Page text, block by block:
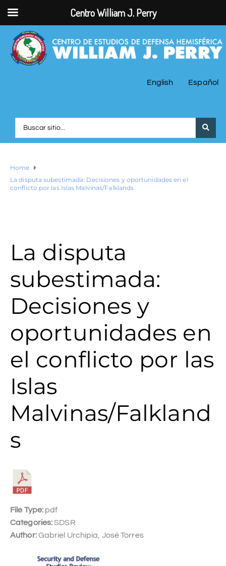
English Español
Home
La disputa subestimada: Decisiones y oportunidades en el
conflicto por las Islas Malvinas/Falklands
La disputa
subestimada:
Decisiones y
oportunidades en
el conflicto por las
Islas
Malvinas/Falkland
s
File Type: pdf
Categories:SDSR
Author:Gabriel Urchipia, José Torres
Centro William J. Perry